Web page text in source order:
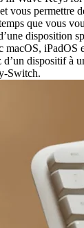
vous permettre
que vous
disposition
macOS, iPadOS
dispositif à
Switch.